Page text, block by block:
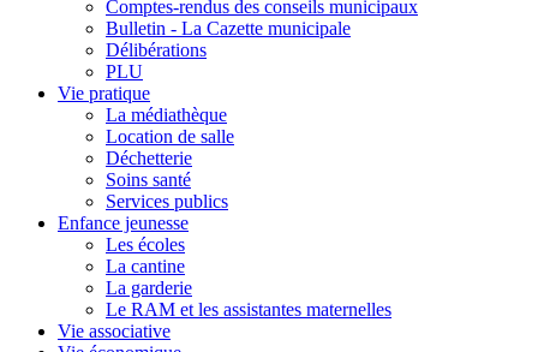
Comptes-rendus des conseils municipaux
Bulletin - La Cazette municipale
Délibérations
PLU
Vie pratique
La médiathèque
Location de salle
Déchetterie
Soins santé
Services publics
Enfance jeunesse
Les écoles
La cantine
La garderie
Le RAM et les assistantes maternelles
Vie associative